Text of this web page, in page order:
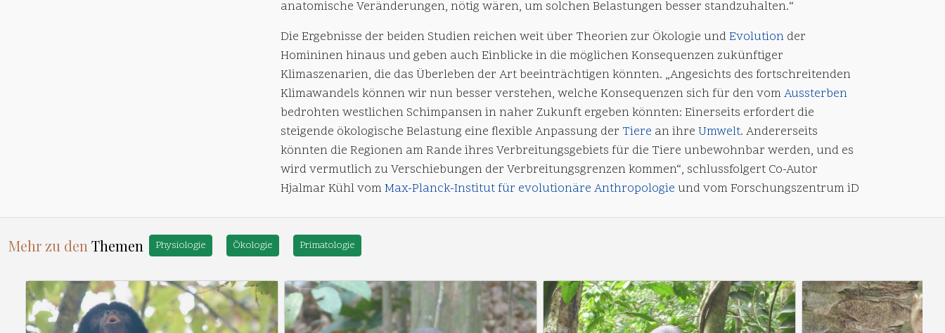
anatomische Veränderungen, nötig wären, um solchen Belastungen besser standzuhalten.“
Die Ergebnisse der beiden Studien reichen weit über Theorien zur Ökologie undEvolution der
Homininen hinaus und geben auch Einblicke in die möglichen Konsequenzen zukünftiger
Klimaszenarien, die das Überleben der Art beeinträchtigen könnten. „Angesichts des fortschreitenden
Klimawandels können wir nun besser verstehen, welche Konsequenzen sich für den vomAussterben
bedrohten westlichen Schimpansen in naher Zukunft ergeben könnten: Einerseits erfordert die
steigende ökologische Belastung eine flexible Anpassung der Tiere an ihre Umwelt. Andererseits
könnten die Regionen am Rande ihres Verbreitungsgebiets für die Tiere unbewohnbar werden, und es
wird vermutlich zu Verschiebungen der Verbreitungsgrenzen kommen“, schlussfolgert Co-Autor
Hjalmar Kühl vomMax-Planck-Institut für evolutionäre Anthropologie und vom Forschungszentrum iD
Mehr zu den Themen Physiologie Ökologie Primatologie